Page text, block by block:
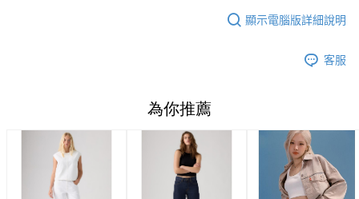
顯示電腦版詳細說明
客服